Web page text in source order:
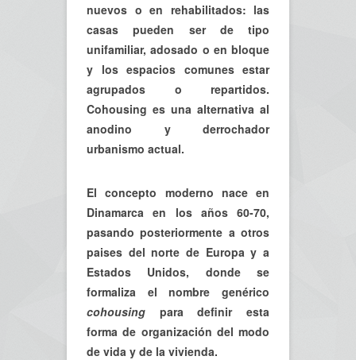
nuevos o en rehabilitados: las
casas pueden ser de tipo
unifamiliar, adosado o en bloque
y los espacios comunes estar
agrupados o repartidos.
Cohousing es una alternativa al
anodino y derrochador
urbanismo actual.
El concepto moderno nace en
Dinamarca en los años 60-70,
pasando posteriormente a otros
paises del norte de Europa y a
Estados Unidos, donde se
formaliza el nombre genérico
cohousing para definir esta
forma de organización del modo
de vida y de la vivienda.